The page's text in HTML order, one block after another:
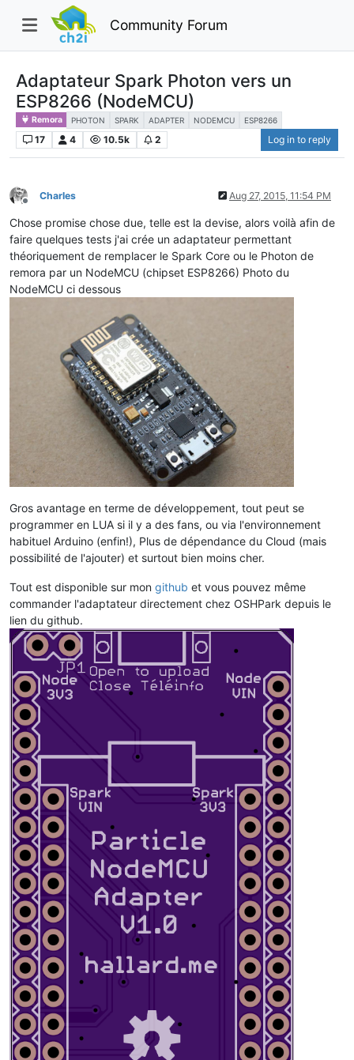
Community Forum
Adaptateur Spark Photon vers un
ESP8266 (NodeMCU)
Remora PHOTON SPARK ADAPTER NODEMCU ESP8266
17 4 10.5k 2 Log in to reply
Offline
Charles Aug 27, 2015, 11:54 PM
Chose promise chose due, telle est la devise, alors voilà afin de
faire quelques tests j'ai crée un adaptateur permettant
théoriquement de remplacer le Spark Core ou le Photon de
remora par un NodeMCU (chipset ESP8266) Photo du
NodeMCU ci dessous
Gros avantage en terme de développement, tout peut se
programmer en LUA si il y a des fans, ou via l'environnement
habituel Arduino (enfin!), Plus de dépendance du Cloud (mais
possibilité de l'ajouter) et surtout bien moins cher.
Tout est disponible sur mon github et vous pouvez même
commander l'adaptateur directement chez OSHPark depuis le
lien du github.